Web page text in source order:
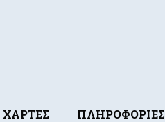
ΧΑΡΤΕΣ ΠΛΗΡΟΦΟΡΙΕΣ